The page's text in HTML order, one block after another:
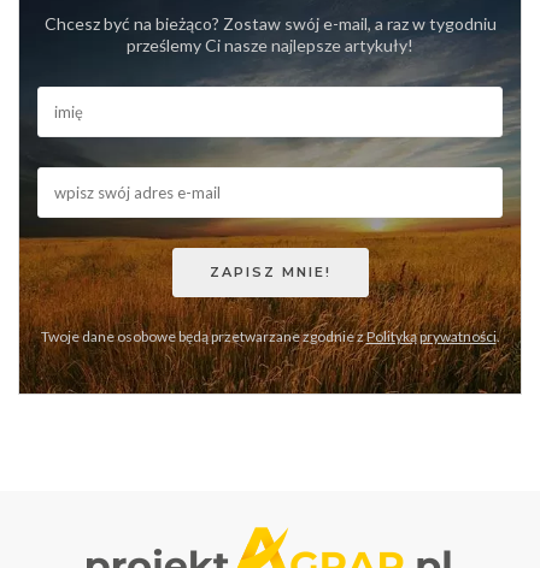
Chcesz być na bieżąco? Zostaw swój e-mail, a raz w tygodniu
prześlemy Ci nasze najlepsze artykuły!
Twoje dane osobowe będą przetwarzane zgodnie zPolityką prywatności.